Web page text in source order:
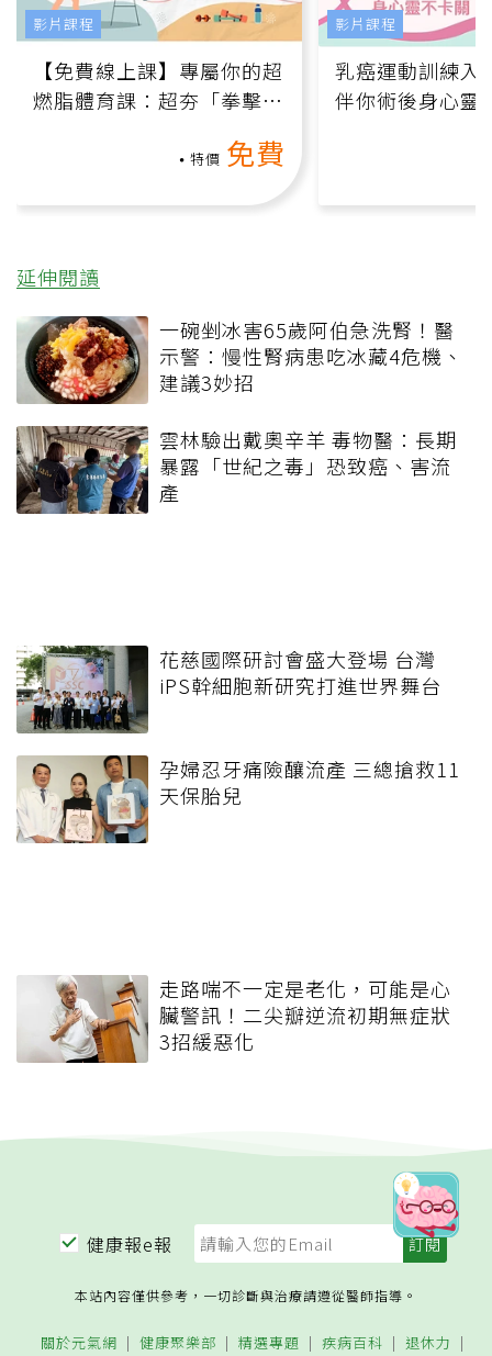
【免費線上課】專屬你的超
燃脂體育課：超夯「拳擊有
特價 免費
影片課程
乳癌運動訓練入
伴你術後身心靈
影片課程
延伸閱讀
一碗剉冰害65歲阿伯急洗腎！醫
示警：慢性腎病患吃冰藏4危機、
建議3妙招
雲林驗出戴奧辛羊 毒物醫：長期
暴露「世紀之毒」恐致癌、害流
產
花慈國際研討會盛大登場 台灣
iPS幹細胞新研究打進世界舞台
孕婦忍牙痛險釀流產 三總搶救11
天保胎兒
走路喘不一定是老化，可能是心
臟警訊！二尖瓣逆流初期無症狀
3招緩惡化
健康報e報
本站內容僅供參考，一切診斷與治療請遵從醫師指導。
關於元氣網 健康聚樂部 精選專題 疾病百科 退休力